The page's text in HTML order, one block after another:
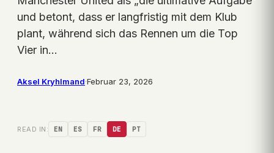
und betont, dass er langfristig mit dem Klub
plant, während sich das Rennen um die Top
Vier in…
Aksel Kryhlmand·Februar 23, 2026
READ IN: EN ES FR DE PT